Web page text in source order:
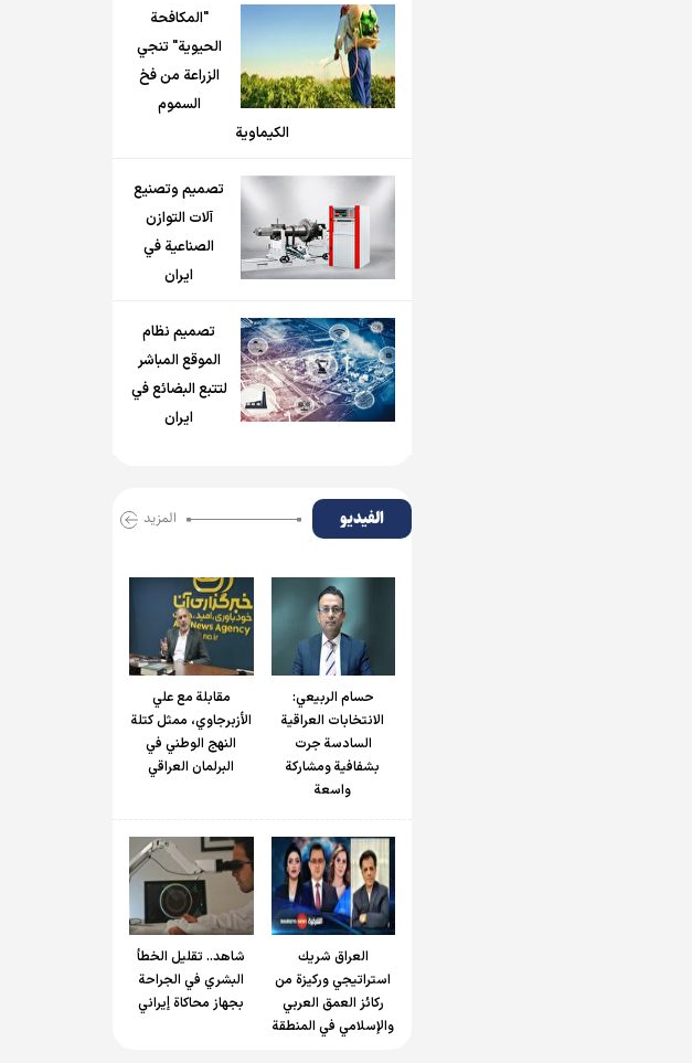
"المكافحة
الحيوية" تنجي
الزراعة من فخ
السموم
الكيماوية
تصميم وتصنيع
آلات التوازن
الصناعية في
ايران
تصميم نظام
الموقع المباشر
لتتبع البضائع في
ايران
الفیدیو المزید
حسام الربیعي:
الانتخابات العراقية
السادسة جرت
بشفافية ومشاركة
واسعة
مقابلة مع علي
الأزبرجاوي، ممثل كتلة
النهج الوطني في
البرلمان العراقي
العراق شريك
استراتيجي وركيزة من
ركائز العمق العربي
والإسلامي في المنطقة
شاهد.. تقليل الخطأ
البشري في الجراحة
بجهاز محاكاة إيراني